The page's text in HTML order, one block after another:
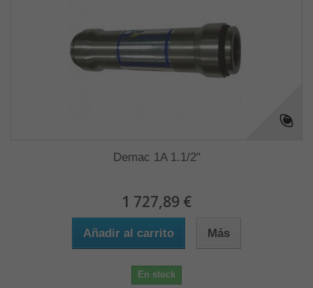
Demac 1A 1.1/2"
1 727,89 €
Añadir al carrito Más
En stock